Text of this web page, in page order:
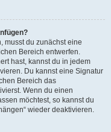
musst du zunächst eine
Bereich entwerfen.
hast, kannst du in jedem
Du kannst eine Signatur
Bereich das
Wenn du einen
möchtest, so kannst du
wieder deaktivieren.